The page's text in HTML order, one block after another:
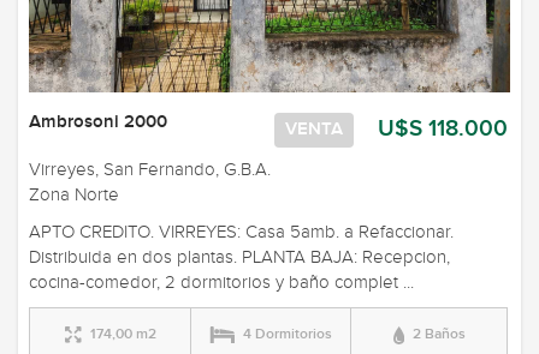
U$S 118.000
VENTA
Ambrosoni 2000
Virreyes, San Fernando, G.B.A.
Zona Norte
APTO CREDITO. VIRREYES: Casa 5amb. a Refaccionar.
Distribuida en dos plantas. PLANTA BAJA: Recepcion,
cocina-comedor, 2 dormitorios y baño complet ...
174,00 m2 4 Dormitorios 2 Baños